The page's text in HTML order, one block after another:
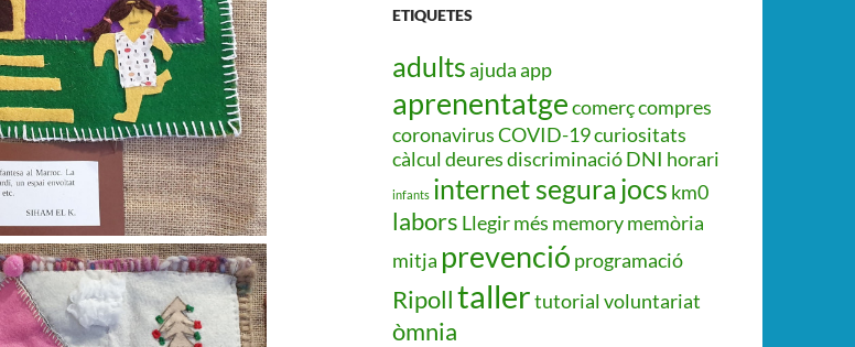
ETIQUETES
adultsajudaapp
aprenentatgecomerçcompres
coronavirusCOVID-19curiositats
càlcul deuresdiscriminacióDNI horari
infants internet segurajocs km0
labors Llegir més memorymemòria
mitja prevenció programació
Ripolltallertutorial voluntariat
òmnia